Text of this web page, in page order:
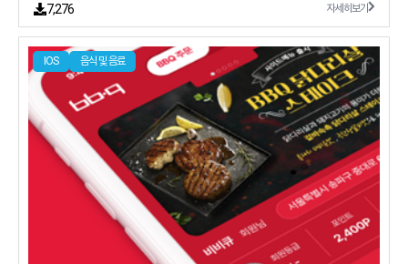
7,276 자세히보기
IOS 음식 및 음료